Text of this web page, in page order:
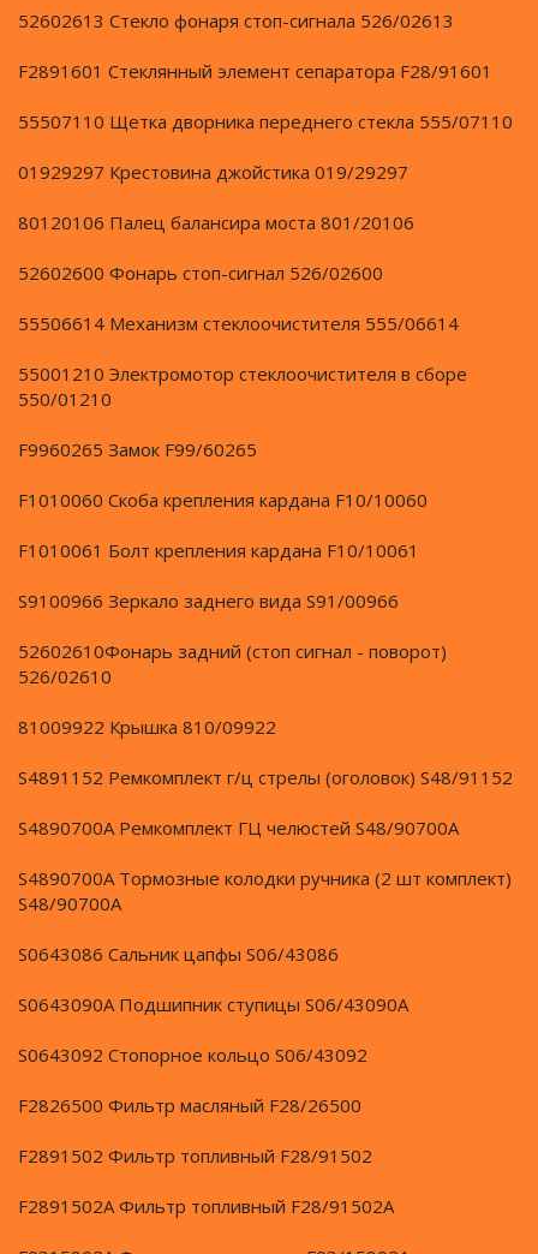
52602613 Стекло фонаря стоп-сигнала 526/02613
F2891601 Стеклянный элемент сепаратора F28/91601
55507110 Щетка дворника переднего стекла 555/07110
01929297 Крестовина джойстика 019/29297
80120106 Палец балансира моста 801/20106
52602600 Фонарь стоп-сигнал 526/02600
55506614 Механизм стеклоочистителя 555/06614
55001210 Электромотор стеклоочистителя в сборе
550/01210
F9960265 Замок F99/60265
F1010060 Cкоба крепления кардана F10/10060
F1010061 Болт крепления кардана F10/10061
S9100966 Зеркало заднего вида S91/00966
52602610Фонарь задний (стоп сигнал - поворот)
526/02610
81009922 Крышка 810/09922
S4891152 Ремкомплект г/ц стрелы (оголовок) S48/91152
S4890700A Ремкомплект ГЦ челюстей S48/90700A
S4890700A Тормозные колодки ручника (2 шт комплект)
S48/90700A
S0643086 Сальник цапфы S06/43086
S0643090A Подшипник ступицы S06/43090A
S0643092 Стопорное кольцо S06/43092
F2826500 Фильтр масляный F28/26500
F2891502 Фильтр топливный F28/91502
F2891502A Фильтр топливный F28/91502A